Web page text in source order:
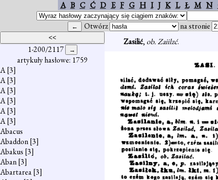
A B C Ć D E F G H I J K L Ł M N
Otwórz na stronie
1-200/2117
artykuły hasłowe: 1759
A[3]
A[3]
A[3]
A[3]
A[3]
A[3]
Abacus
Abaddon[3]
Abakus [3]
Aban[3]
Abartarea[3]
Zasilić, ob. Zaiilzć.